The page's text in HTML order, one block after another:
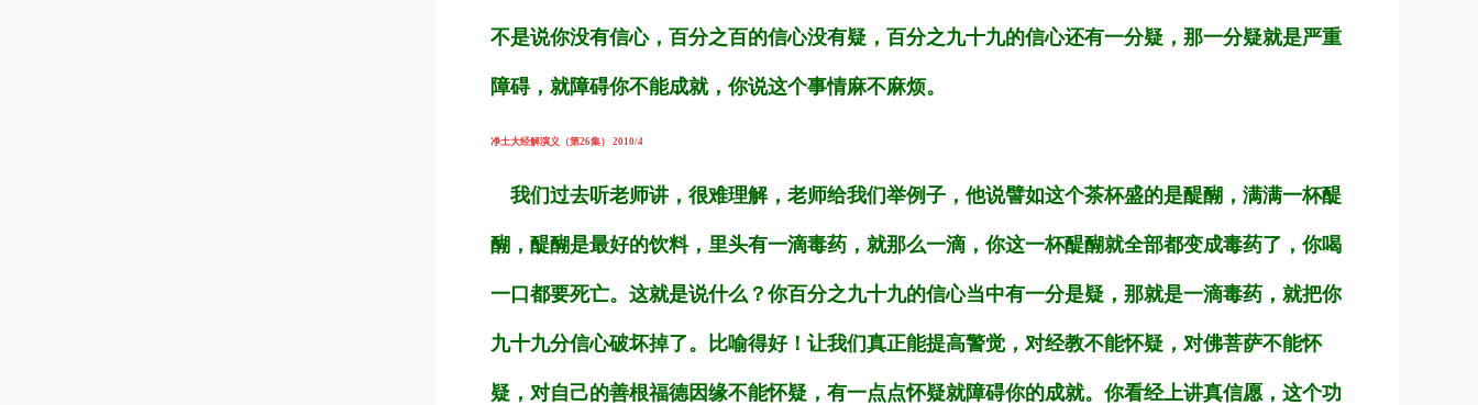
不是说你没有信心，百分之百的信心没有疑，百分之九十九的信心还有一分疑，那一分疑就是严重
障碍，就障碍你不能成就，你说这个事情麻不麻烦。
净土大经解演义（第26集） 2010/4
我们过去听老师讲，很难理解，老师给我们举例子，他说譬如这个茶杯盛的是醍醐，满满一杯醍
醐，醍醐是最好的饮料，里头有一滴毒药，就那么一滴，你这一杯醍醐就全部都变成毒药了，你喝
一口都要死亡。这就是说什么？你百分之九十九的信心当中有一分是疑，那就是一滴毒药，就把你
九十九分信心破坏掉了。比喻得好！让我们真正能提高警觉，对经教不能怀疑，对佛菩萨不能怀
疑，对自己的善根福德因缘不能怀疑，有一点点怀疑就障碍你的成就。你看经上讲真信愿，这个功